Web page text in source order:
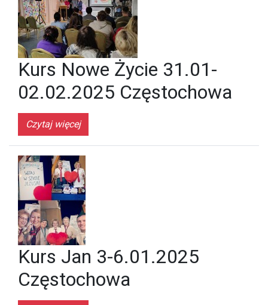
Kurs Nowe Życie 31.01-
02.02.2025 Częstochowa
Czytaj więcej
Kurs Jan 3-6.01.2025
Częstochowa